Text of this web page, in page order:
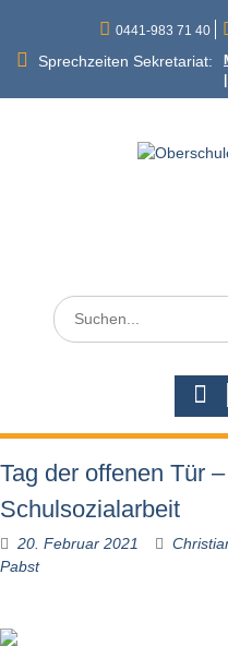
content
0441-983 71 40
Sprechzeiten Sekretariat:
Search
for:
Tag der offenen Tür –
Schulsozialarbeit
20. Februar 2021
Pabst